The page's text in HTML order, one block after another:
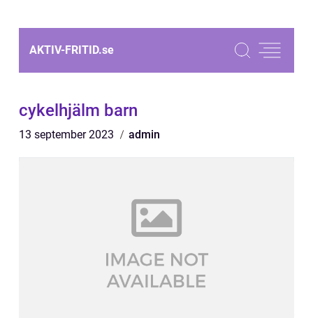
AKTIV-FRITID.se
cykelhjälm barn
13 september 2023 admin